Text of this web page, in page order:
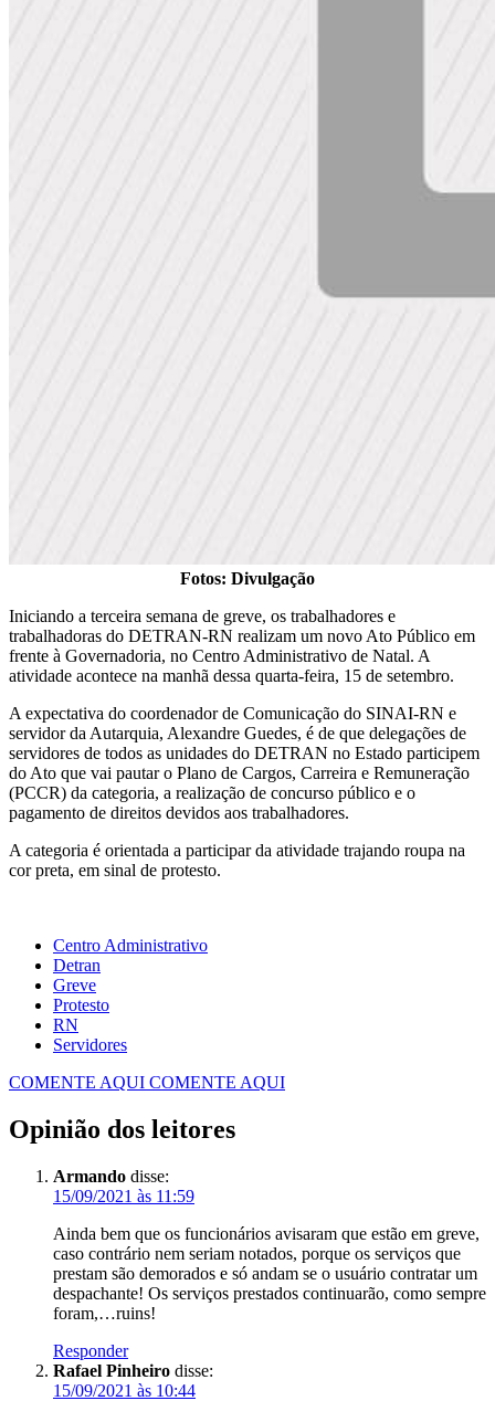
Fotos: Divulgação
Iniciando a terceira semana de greve, os trabalhadores e
trabalhadoras do DETRAN-RN realizam um novo Ato Público em
frente à Governadoria, no Centro Administrativo de Natal. A
atividade acontece na manhã dessa quarta-feira, 15 de setembro.
A expectativa do coordenador de Comunicação do SINAI-RN e
servidor da Autarquia, Alexandre Guedes, é de que delegações de
servidores de todos as unidades do DETRAN no Estado participem
do Ato que vai pautar o Plano de Cargos, Carreira e Remuneração
(PCCR) da categoria, a realização de concurso público e o
pagamento de direitos devidos aos trabalhadores.
A categoria é orientada a participar da atividade trajando roupa na
cor preta, em sinal de protesto.
Centro Administrativo
Detran
Greve
Protesto
RN
Servidores
COMENTE AQUI COMENTE AQUI
Opinião dos leitores
Armando disse:
15/09/2021 às 11:59
Ainda bem que os funcionários avisaram que estão em greve,
caso contrário nem seriam notados, porque os serviços que
prestam são demorados e só andam se o usuário contratar um
despachante! Os serviços prestados continuarão, como sempre
foram,…ruins!
Responder
Rafael Pinheiro disse:
15/09/2021 às 10:44